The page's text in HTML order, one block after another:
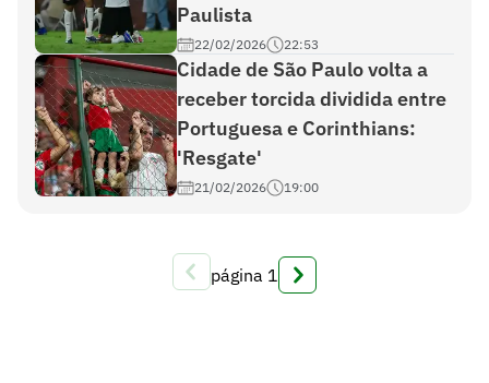
Paulista
22/02/2026 22:53
Cidade de São Paulo volta a
receber torcida dividida entre
Portuguesa e Corinthians:
'Resgate'
21/02/2026 19:00
página 1